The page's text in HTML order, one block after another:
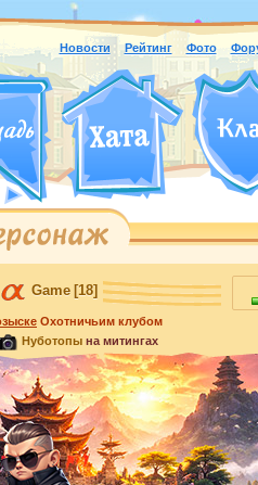
Новости Рейтинг Фото
Game [18]
Охотничьим клубом
Нуботопы на митингах